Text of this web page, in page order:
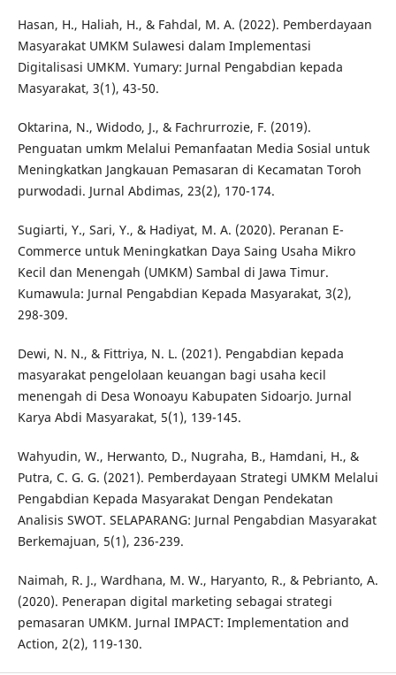
Hasan, H., Haliah, H., & Fahdal, M. A. (2022). Pemberdayaan
Masyarakat UMKM Sulawesi dalam Implementasi
Digitalisasi UMKM. Yumary: Jurnal Pengabdian kepada
Masyarakat, 3(1), 43-50.
Oktarina, N., Widodo, J., & Fachrurrozie, F. (2019).
Penguatan umkm Melalui Pemanfaatan Media Sosial untuk
Meningkatkan Jangkauan Pemasaran di Kecamatan Toroh
purwodadi. Jurnal Abdimas, 23(2), 170-174.
Sugiarti, Y., Sari, Y., & Hadiyat, M. A. (2020). Peranan E-
Commerce untuk Meningkatkan Daya Saing Usaha Mikro
Kecil dan Menengah (UMKM) Sambal di Jawa Timur.
Kumawula: Jurnal Pengabdian Kepada Masyarakat, 3(2),
298-309.
Dewi, N. N., & Fittriya, N. L. (2021). Pengabdian kepada
masyarakat pengelolaan keuangan bagi usaha kecil
menengah di Desa Wonoayu Kabupaten Sidoarjo. Jurnal
Karya Abdi Masyarakat, 5(1), 139-145.
Wahyudin, W., Herwanto, D., Nugraha, B., Hamdani, H., &
Putra, C. G. G. (2021). Pemberdayaan Strategi UMKM Melalui
Pengabdian Kepada Masyarakat Dengan Pendekatan
Analisis SWOT. SELAPARANG: Jurnal Pengabdian Masyarakat
Berkemajuan, 5(1), 236-239.
Naimah, R. J., Wardhana, M. W., Haryanto, R., & Pebrianto, A.
(2020). Penerapan digital marketing sebagai strategi
pemasaran UMKM. Jurnal IMPACT: Implementation and
Action, 2(2), 119-130.